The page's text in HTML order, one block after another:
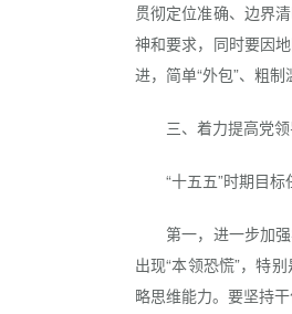
贯彻定位准确、边界
神和要求，同时要因
进，简单“外包”、粗制
三、着力提高党领
“十五五”时期目标
第一，进一步加强
出现“本领恐慌”，特
略思维能力。要坚持